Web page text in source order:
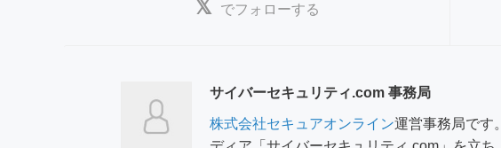
でフォローする
サイバーセキュリティ.com 事務局
株式会社セキュアオンライン運営事務局です